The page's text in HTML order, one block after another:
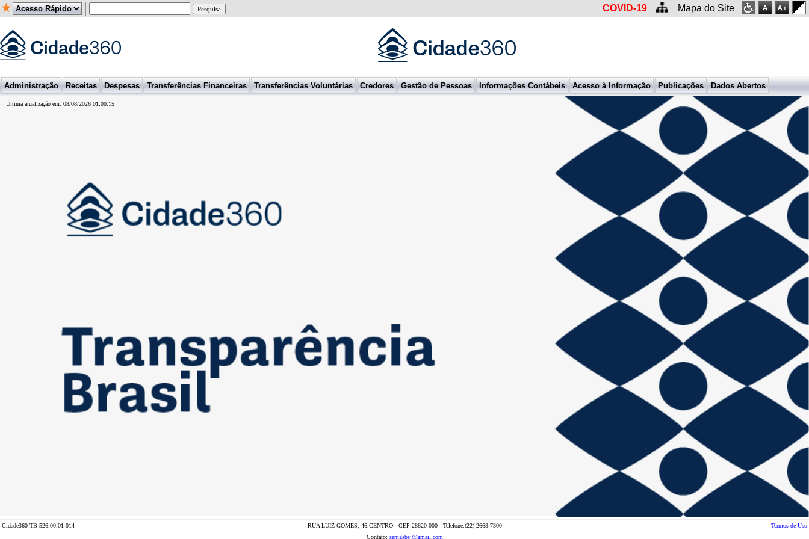
COVID-19 Mapa do Site
Administração Receitas Despesas Transferências Financeiras Transferências Voluntárias Credores Gestão de Pessoas Informações Contábeis Acesso à Informação Publicações Dados Abertos
Última atualização em: 08/08/2026 01:00:15
Cidade360 TB 526.00.01-014 RUA LUIZ GOMES, 46.CENTRO - CEP:28820-000 - Telefone:(22) 2668-7300
Termos de Uso
Contato: semgabsj@gmail.com